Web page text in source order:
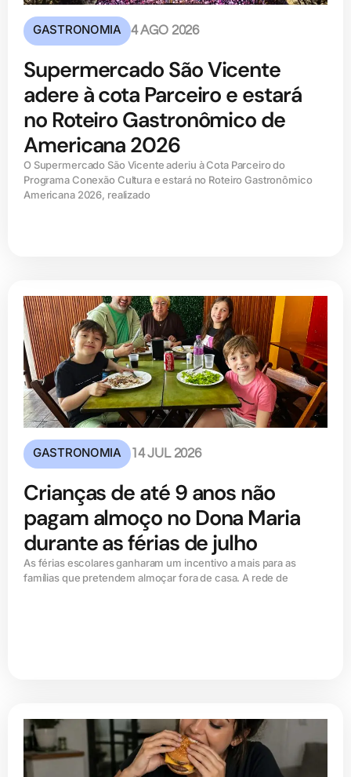
GASTRONOMIA 4 AGO 2026
Supermercado São Vicente
adere à cota Parceiro e estará
no Roteiro Gastronômico de
Americana 2026
O Supermercado São Vicente aderiu à Cota Parceiro do
Programa Conexão Cultura e estará no Roteiro Gastronômico
Americana 2026, realizado
GASTRONOMIA 14 JUL 2026
Crianças de até 9 anos não
pagam almoço no Dona Maria
durante as férias de julho
As férias escolares ganharam um incentivo a mais para as
famílias que pretendem almoçar fora de casa. A rede de